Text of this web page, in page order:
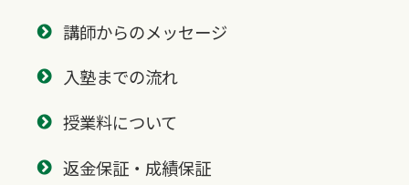
講師からのメッセージ
入塾までの流れ
授業料について
返金保証・成績保証